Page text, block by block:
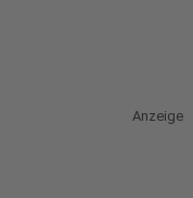
Anzeige